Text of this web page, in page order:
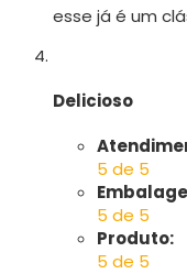
esse já é um
Delicioso
5 de 5
5 de 5
Produto:
5 de 5